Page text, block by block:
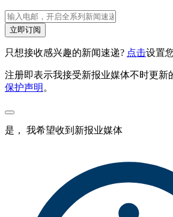
立即订阅
只想接收感兴趣的新闻速递? 点击设置
注册即表示我接受新报业媒体不时更新
保护声明 。
是， 我希望收到新报业媒体